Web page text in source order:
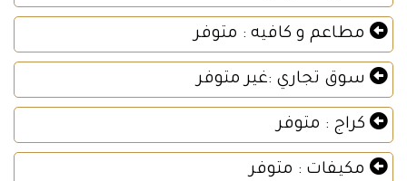
مطاعم و كافيه : متوفر
سوق تجاري :غير متوفر
كراج : متوفر
مكيفات : متوفر